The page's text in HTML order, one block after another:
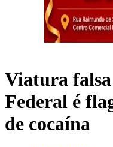
Viatura
Federal é
de cocaína